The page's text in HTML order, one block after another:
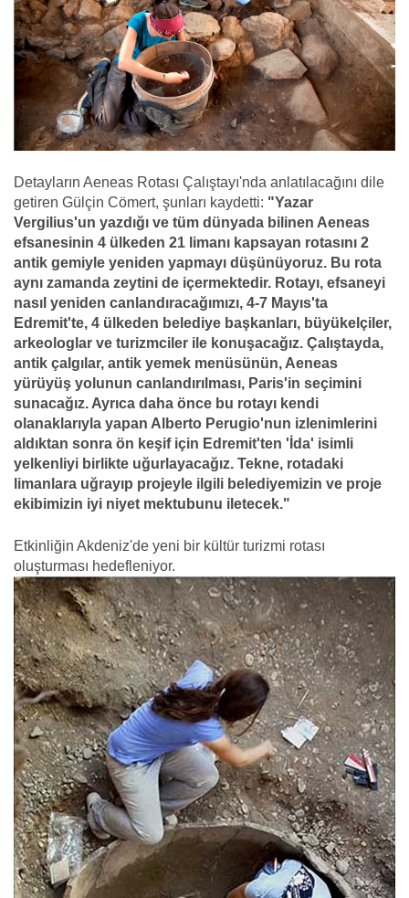
Detayların Aeneas Rotası Çalıştayı'nda anlatılacağını dile
getiren Gülçin Cömert, şunları kaydetti: "Yazar
Vergilius'un yazdığı ve tüm dünyada bilinen Aeneas
efsanesinin 4 ülkeden 21 limanı kapsayan rotasını 2
antik gemiyle yeniden yapmayı düşünüyoruz. Bu rota
aynı zamanda zeytini de içermektedir. Rotayı, efsaneyi
nasıl yeniden canlandıracağımızı, 4-7 Mayıs'ta
Edremit'te, 4 ülkeden belediye başkanları, büyükelçiler,
arkeologlar ve turizmciler ile konuşacağız. Çalıştayda,
antik çalgılar, antik yemek menüsünün, Aeneas
yürüyüş yolunun canlandırılması, Paris'in seçimini
sunacağız. Ayrıca daha önce bu rotayı kendi
olanaklarıyla yapan Alberto Perugio'nun izlenimlerini
aldıktan sonra ön keşif için Edremit'ten 'İda' isimli
yelkenliyi birlikte uğurlayacağız. Tekne, rotadaki
limanlara uğrayıp projeyle ilgili belediyemizin ve proje
ekibimizin iyi niyet mektubunu iletecek."
Etkinliğin Akdeniz'de yeni bir kültür turizmi rotası
oluşturması hedefleniyor.